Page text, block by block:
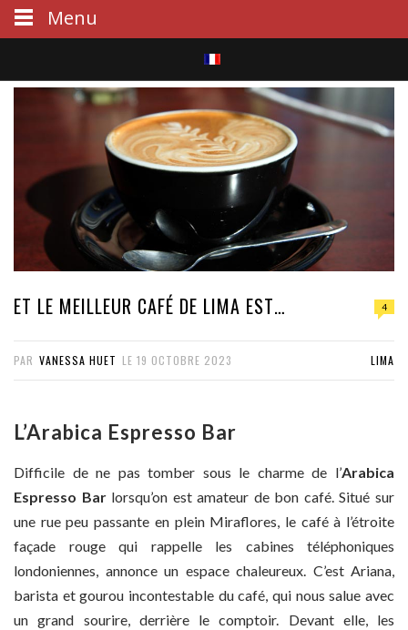
S
e
a
c
h
ET LE MEILLEUR CAFÉ DE LIMA EST… 4
PAR VANESSA HUET LE 19 OCTOBRE 2023 LIMA
L’Arabica Espresso Bar
Difficile de ne pas tomber sous le charme de l’Arabica
Espresso Bar lorsqu’on est amateur de bon café. Situé sur
une rue peu passante en plein Miraflores, le café à l’étroite
façade rouge qui rappelle les cabines téléphoniques
londoniennes, annonce un espace chaleureux. C’est Ariana,
barista et gourou incontestable du café, qui nous salue avec
un grand sourire, derrière le comptoir. Devant elle, les
Menu